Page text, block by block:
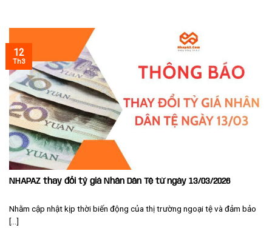
NHAPAZ thay đổi tỷ giá Nhân Dân Tệ từ ngày 13/03/2026
Nhằm cập nhật kịp thời biến động của thị trường ngoại tệ và đảm bảo
[...]
12
Th3